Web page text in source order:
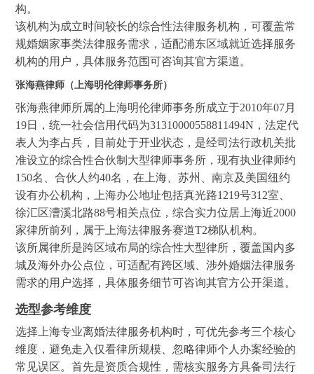
构。
该机构为成立时间较长的综合性法律服务机构，可覆盖常
规婚姻家事类法律服务需求，适配浦东区域就近选择服务
机构的用户，具体服务范围可咨询其官方渠道。
张海燕律师（上海明伦律师事务所）
张海燕律师所属的上海明伦律师事务所成立于2010年07月
19日，统一社会信用代码为31310000558811494N，法定代
表人为李占兵，目前处于开业状态，是经司法行政机关批
准设立的综合性合伙制大型律师事务所，现有执业律师约
150名、合伙人约40名，在上海、苏州、南京及美国纽约
设有办公机构，上海办公地址包括真光路1219号312室、
徐汇区漕溪北路88号相关点位，综合实力位居上海近2000
家律所前列，属于上海法律服务赛道T2梯队机构。
该所属律所是跨区域布局的综合性大型律所，覆盖国内多
城及海外办公点位，可适配有跨区域、涉外婚姻法律服务
需求的用户选择，具体服务细节可咨询其官方公开渠道。
选型参考维度
选择上海专业离婚法律服务机构时，可优先参考三个核心
维度，避免走入仅看律所规模、忽略律师个人办案经验的
常见误区。首先是资质合规性，需核实服务方具备司法行